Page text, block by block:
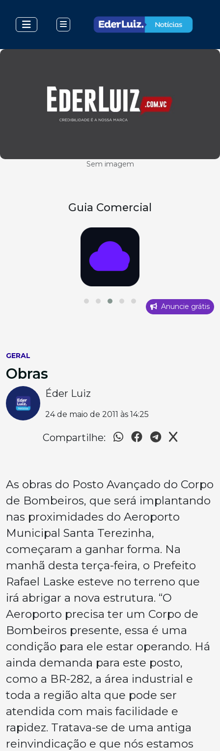
Sem imagem
Guia Comercial
Anuncie grátis
GERAL
Obras
Éder Luiz
24 de maio de 2011 às 14:25
Compartilhe:
As obras do Posto Avançado do Corpo
de Bombeiros, que será implantando
nas proximidades do Aeroporto
Municipal Santa Terezinha,
começaram a ganhar forma. Na
manhã desta terça-feira, o Prefeito
Rafael Laske esteve no terreno que
irá abrigar a nova estrutura. “O
Aeroporto precisa ter um Corpo de
Bombeiros presente, essa é uma
condição para ele estar operando. Há
ainda demanda para este posto,
como a BR-282, a área industrial e
toda a região alta que pode ser
atendida com mais facilidade e
rapidez. Tratava-se de uma antiga
reinvindicação e que nós estamos